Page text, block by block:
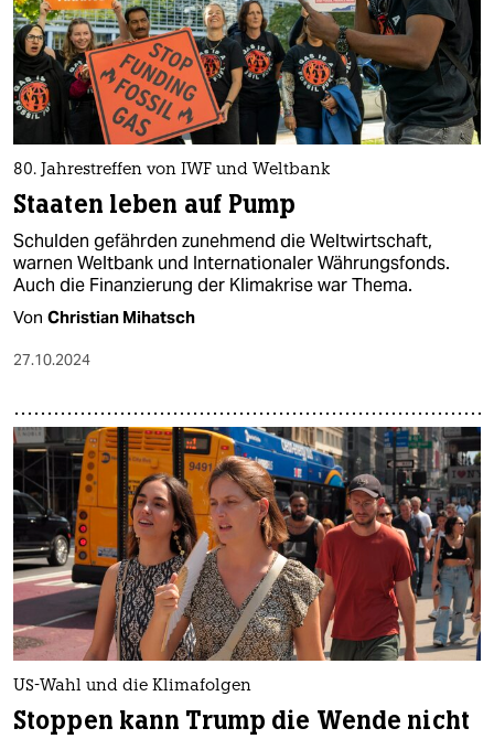
80. Jahrestreffen von IWF und Weltbank
Staaten leben auf Pump
Schulden gefährden zunehmend die Weltwirtschaft,
warnen Weltbank und Internationaler Währungsfonds.
Auch die Finanzierung der Klimakrise war Thema.
Von Christian Mihatsch
27.10.2024
US-Wahl und die Klimafolgen
Stoppen kann Trump die Wende nicht